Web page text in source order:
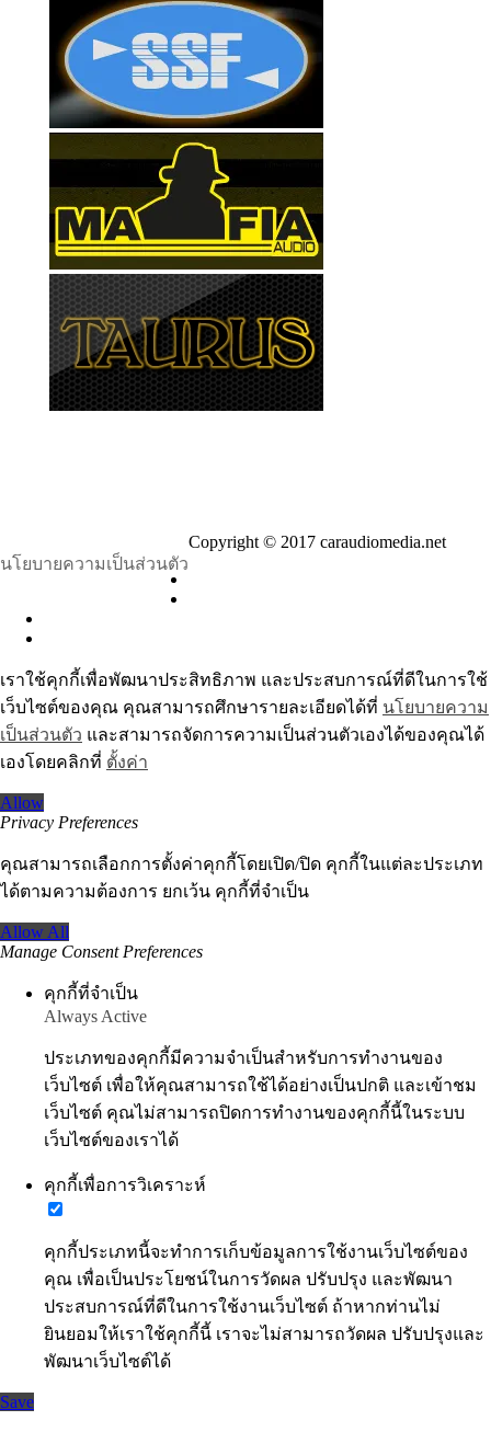
นโยบายความเป็นส่วนตัว
Copyright © 2017 caraudiomedia.net
เราใช้คุกกี้เพื่อพัฒนาประสิทธิภาพ และประสบการณ์ที่ดีในการใช้
เว็บไซต์ของคุณ คุณสามารถศึกษารายละเอียดได้ที่ นโยบายความ
เป็นส่วนตัว และสามารถจัดการความเป็นส่วนตัวเองได้ของคุณได้
เองโดยคลิกที่ ตั้งค่า
Allow
Privacy Preferences
คุณสามารถเลือกการตั้งค่าคุกกี้โดยเปิด/ปิด คุกกี้ในแต่ละประเภท
ได้ตามความต้องการ ยกเว้น คุกกี้ที่จำเป็น
Allow All
Manage Consent Preferences
คุกกี้ที่จำเป็น
Always Active
ประเภทของคุกกี้มีความจำเป็นสำหรับการทำงานของ
เว็บไซต์ เพื่อให้คุณสามารถใช้ได้อย่างเป็นปกติ และเข้าชม
เว็บไซต์ คุณไม่สามารถปิดการทำงานของคุกกี้นี้ในระบบ
เว็บไซต์ของเราได้
คุกกี้เพื่อการวิเคราะห์
คุกกี้ประเภทนี้จะทำการเก็บข้อมูลการใช้งานเว็บไซต์ของ
คุณ เพื่อเป็นประโยชน์ในการวัดผล ปรับปรุง และพัฒนา
ประสบการณ์ที่ดีในการใช้งานเว็บไซต์ ถ้าหากท่านไม่
ยินยอมให้เราใช้คุกกี้นี้ เราจะไม่สามารถวัดผล ปรับปรุงและ
พัฒนาเว็บไซต์ได้
Save